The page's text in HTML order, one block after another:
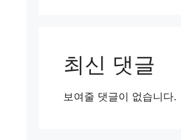
최신 댓글
보여줄 댓글이 없습니다.